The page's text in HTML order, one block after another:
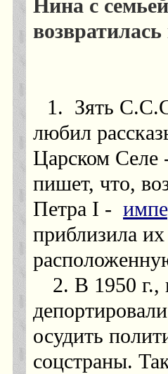
Нина с
1. Зять
любил
Царском Селе
пишет, что,
Петра I -
приблизила
2. В 1950 г.,
осудить
соцстраны.